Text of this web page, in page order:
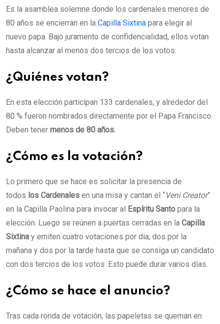
Es la asamblea solemne donde los cardenales menores de
80 años se encierran en la Capilla Sixtina para elegir al
nuevo papa. Bajo juramento de confidencialidad, ellos votan
hasta alcanzar al menos dos tercios de los votos.
¿Quiénes votan?
En esta elección participan 133 cardenales, y alrededor del
80 % fueron nombrados directamente por el Papa Francisco.
Deben tener menos de 80 años.
¿Cómo es la votación?
Lo primero que se hace es solicitar la presencia de
todos los Cardenales en una misa y cantan el “Veni Creator”
en la Capilla Paolina para invocar al Espíritu Santo para la
elección. Luego se reúnen a puertas cerradas en la Capilla
Sixtina y emiten cuatro votaciones por día, dos por la
mañana y dos por la tarde hasta que se consiga un candidato
con dos tercios de los votos. Esto puede durar varios días.
¿Cómo se hace el anuncio?
Tras cada ronda de votación, las papeletas se queman en